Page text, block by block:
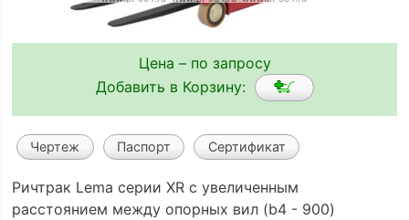
Цена – по запросу
Добавить в Корзину:
Чертеж Паспорт Сертификат
Ричтрак Lema серии XR с увеличенным
расстоянием между опорных вил (b4 - 900)